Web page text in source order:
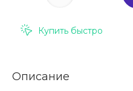
Купить быстро
Описание